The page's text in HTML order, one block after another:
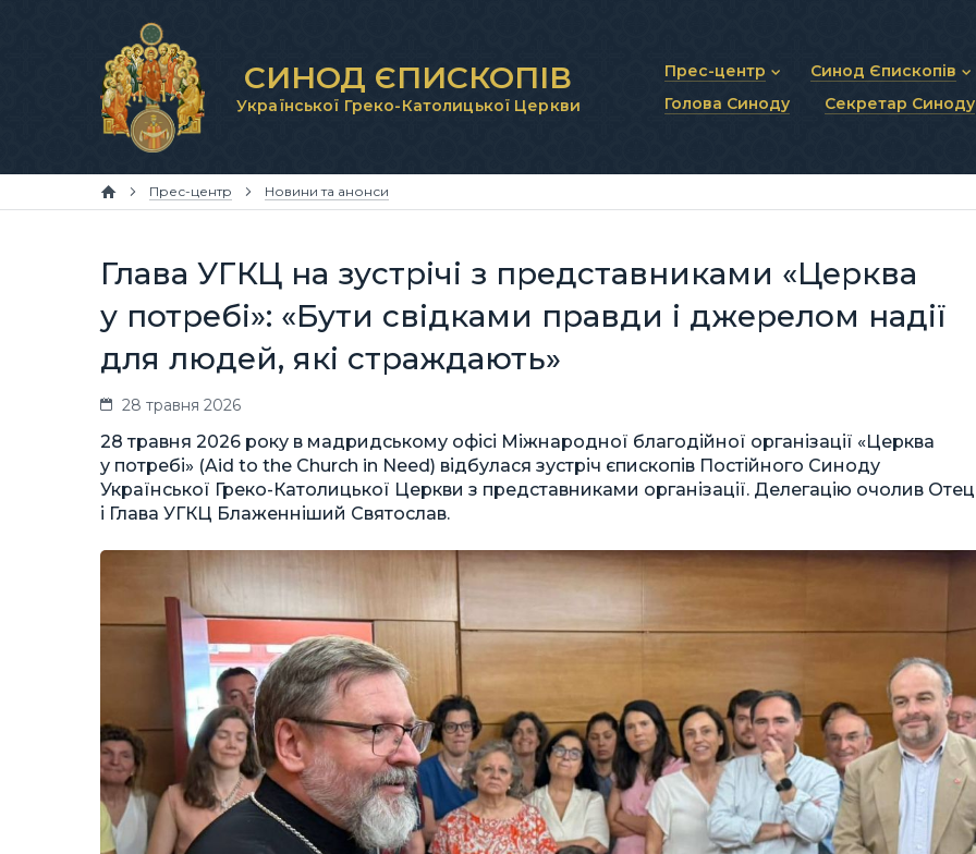
СИНОД ЄПИСКОПІВ
Української Греко-Католицької Церкви
Прес-центр
Новини та анонси
Синод Єпископів
Статут Синоду
Синодальні органи
Голова Синоду Секретар Синоду
Прес-центр Новини та анонси
Глава УГКЦ на зустрічі з представниками «Церква
у потребі»: «Бути свідками правди і джерелом надії
для людей, які страждають»
28 травня 2026
28 травня 2026 року в мадридському офісі Міжнародної благодійної організації «Церква
у потребі» (Aid to the Church in Need) відбулася зустріч єпископів Постійного Синоду
Української Греко-Католицької Церкви з представниками організації. Делегацію очолив
і Глава УГКЦ Блаженніший Святослав.